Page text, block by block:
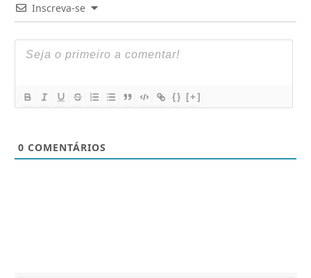
Inscreva-se
{} [+]
0 COMENTÁRIOS